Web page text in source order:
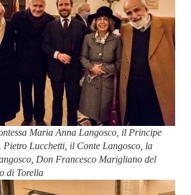
Maria Anna Langosco, il Principe
Pietro Lucchetti, il Conte Langosco, la
Don Francesco Marigliano del
di Torella